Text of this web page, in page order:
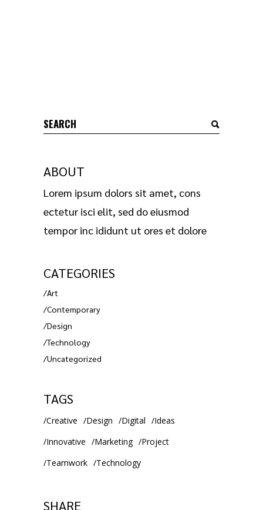
ABOUT
Lorem ipsum dolors sit amet, cons
ectetur isci elit, sed do eiusmod
tempor inc ididunt ut ores et dolore
CATEGORIES
Art
Contemporary
Design
Technology
Uncategorized
TAGS
Creative Design Digital
Ideas
Innovative
Marketing
Project
Teamwork
Technology
SHARE